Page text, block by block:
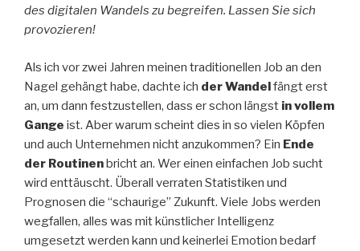
des digitalen Wandels zu begreifen. Lassen Sie sich
provozieren!
Als ich vor zwei Jahren meinen traditionellen Job an den
Nagel gehängt habe, dachte ich der Wandelfängt erst
an, um dann festzustellen, dass er schon längst in vollem
Gange ist. Aber warum scheint dies in so vielen Köpfen
und auch Unternehmen nicht anzukommen? Ein Ende
der Routinenbricht an. Wer einen einfachen Job sucht
wird enttäuscht. Überall verraten Statistiken und
Prognosen die “schaurige” Zukunft. Viele Jobs werden
wegfallen, alles was mit künstlicher Intelligenz
umgesetzt werden kann und keinerlei Emotion bedarf